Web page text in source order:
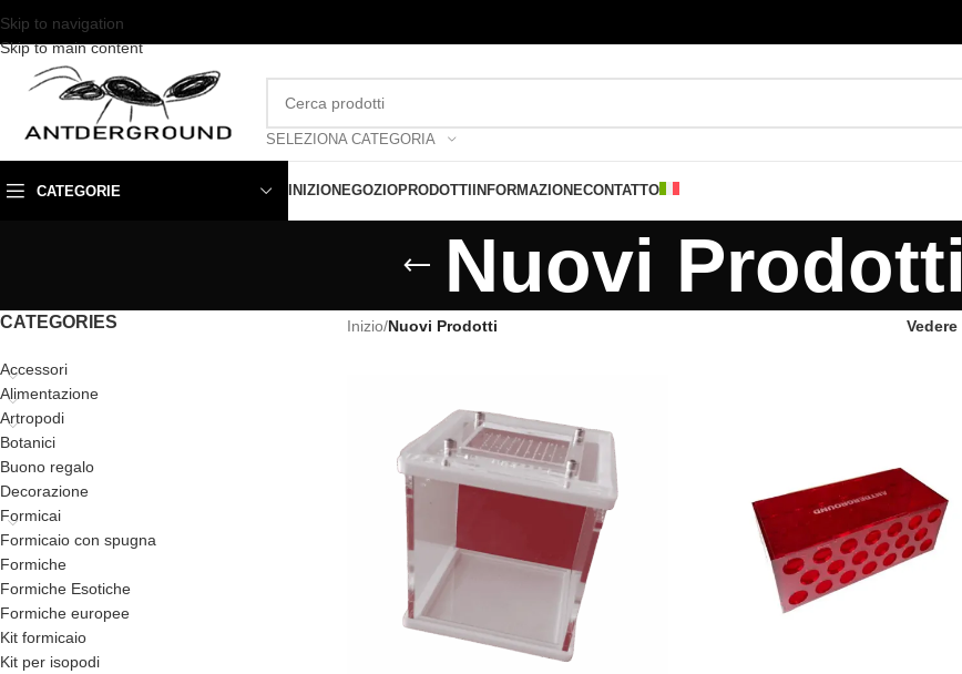
Skip to navigation
Skip to main content
SELEZIONA CATEGORIA
CATEGORIE INIZIONEGOZIOPRODOTTI INFORMAZIONECONTATTO
Nuovi Prodotti
CATEGORIES
Accessori
Alimentazione
Artropodi
Botanici
Buono regalo
Decorazione
Formicai
Formicaio con spugna
Formiche
Formiche Esotiche
Formiche europee
Kit formicaio
Kit per isopodi
Inizio/Nuovi Prodotti Vedere